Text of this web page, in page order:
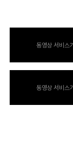
동영상 서비스
동영상 서비스